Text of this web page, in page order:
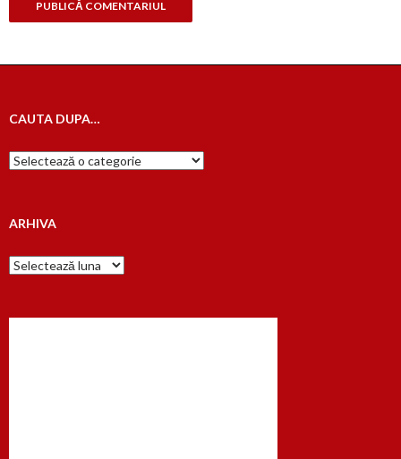
CAUTA DUPA…
Cauta
dupa…
ARHIVA
Arhiva